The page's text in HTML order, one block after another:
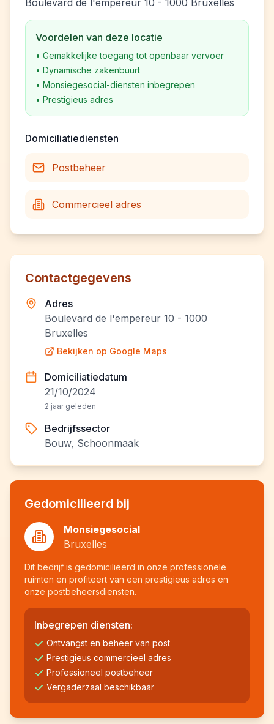
Boulevard de l'empereur 10 - 1000 Bruxelles
Voordelen van deze locatie
• Gemakkelijke toegang tot openbaar vervoer
• Dynamische zakenbuurt
• Monsiegesocial-diensten inbegrepen
• Prestigieus adres
Domiciliatiediensten
Postbeheer
Commercieel adres
Contactgegevens
Adres
Boulevard de l'empereur 10 - 1000
Bruxelles
Bekijken op Google Maps
Domiciliatiedatum
21/10/2024
2 jaar geleden
Bedrijfssector
Bouw, Schoonmaak
Gedomicilieerd bij
Monsiegesocial
Bruxelles
Dit bedrijf is gedomicilieerd in onze professionele
ruimten en profiteert van een prestigieus adres en
onze postbeheersdiensten.
Inbegrepen diensten:
Ontvangst en beheer van post
Prestigieus commercieel adres
Professioneel postbeheer
Vergaderzaal beschikbaar